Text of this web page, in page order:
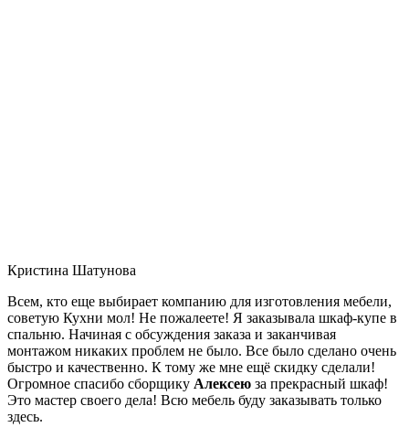
Кристина Шатунова
Всем, кто еще выбирает компанию для изготовления мебели,
советую Кухни мол! Не пожалеете! Я заказывала шкаф-купе в
спальню. Начиная с обсуждения заказа и заканчивая
монтажом никаких проблем не было. Все было сделано очень
быстро и качественно. К тому же мне ещё скидку сделали!
Огромное спасибо сборщику Алексею за прекрасный шкаф!
Это мастер своего дела! Всю мебель буду заказывать только
здесь.